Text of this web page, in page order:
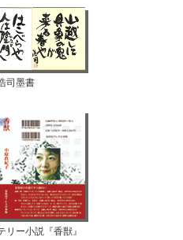
司墨書
ー小説『香獣』